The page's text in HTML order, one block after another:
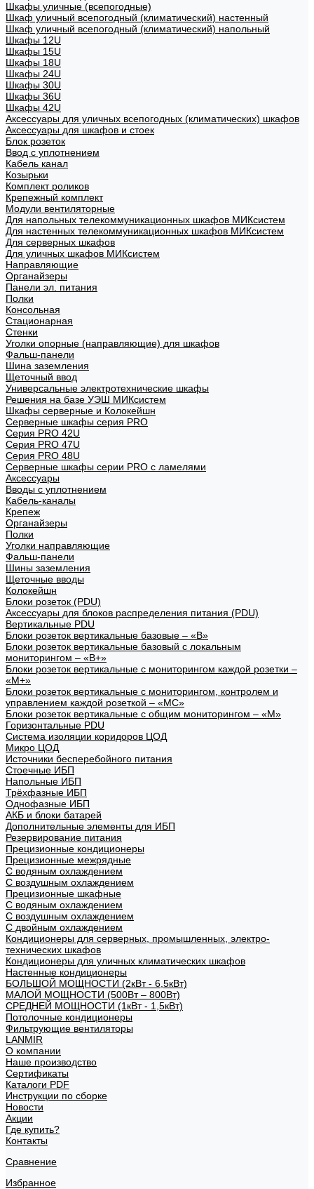
Шкафы уличные (всепогодные)
Шкаф уличный всепогодный (климатический) настенный
Шкаф уличный всепогодный (климатический) напольный
Шкафы 12U
Шкафы 15U
Шкафы 18U
Шкафы 24U
Шкафы 30U
Шкафы 36U
Шкафы 42U
Аксессуары для уличных всепогодных (климатических) шкафов
Аксессуары для шкафов и стоек
Блок розеток
Ввод с уплотнением
Кабель канал
Козырьки
Комплект роликов
Крепежный комплект
Модули вентиляторные
Для напольных телекоммуникационных шкафов МИКсистем
Для настенных телекоммуникационных шкафов МИКсистем
Для серверных шкафов
Для уличных шкафов МИКсистем
Направляющие
Органайзеры
Панели эл. питания
Полки
Консольная
Стационарная
Стенки
Уголки опорные (направляющие) для шкафов
Фальш-панели
Шина заземления
Щеточный ввод
Универсальные электротехнические шкафы
Решения на базе УЭШ МИКсистем
Шкафы серверные и Колокейшн
Серверные шкафы серия PRO
Серия PRO 42U
Серия PRO 47U
Серия PRO 48U
Серверные шкафы серии PRO с ламелями
Аксессуары
Вводы с уплотнением
Кабель-каналы
Крепеж
Органайзеры
Полки
Уголки направляющие
Фальш-панели
Шины заземления
Щеточные вводы
Колокейшн
Блоки розеток (PDU)
Аксессуары для блоков распределения питания (PDU)
Вертикальные PDU
Блоки розеток вертикальные базовые – «В»
Блоки розеток вертикальные базовый с локальным
мониторингом – «В+»
Блоки розеток вертикальные с мониторингом каждой розетки –
«М+»
Блоки розеток вертикальные с мониторингом, контролем и
управлением каждой розеткой – «МС»
Блоки розеток вертикальные с общим мониторингом – «М»
Горизонтальные PDU
Система изоляции коридоров ЦОД
Микро ЦОД
Источники бесперебойного питания
Стоечные ИБП
Напольные ИБП
Трёхфазные ИБП
Однофазные ИБП
АКБ и блоки батарей
Дополнительные элементы для ИБП
Резервирование питания
Прецизионные кондиционеры
Прецизионные межрядные
С водяным охлаждением
С воздушным охлаждением
Прецизионные шкафные
С водяным охлаждением
С воздушным охлаждением
С двойным охлаждением
Кондиционеры для серверных, промышленных, электро-
технических шкафов
Кондиционеры для уличных климатических шкафов
Настенные кондиционеры
БОЛЬШОЙ МОЩНОСТИ (2кВт - 6,5кВт)
МАЛОЙ МОЩНОСТИ (500Вт – 800Вт)
СРЕДНЕЙ МОЩНОСТИ (1кВт - 1,5кВт)
Потолочные кондиционеры
Фильтрующие вентиляторы
LANMIR
О компании
Наше производство
Сертификаты
Каталоги PDF
Инструкции по сборке
Новости
Акции
Где купить?
Контакты
Сравнение
Избранное